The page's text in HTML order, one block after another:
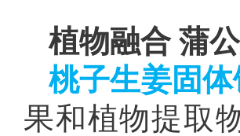
植物融合 蒲
桃子生姜固
果和植物提取